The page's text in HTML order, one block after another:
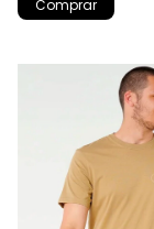
Comprar